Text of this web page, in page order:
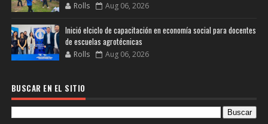
Rolls Aug 06, 2026
Inició elciclo de capacitación en economía social para docentes
de escuelas agrotécnicas
Rolls Aug 06, 2026
BUSCAR EN EL SITIO